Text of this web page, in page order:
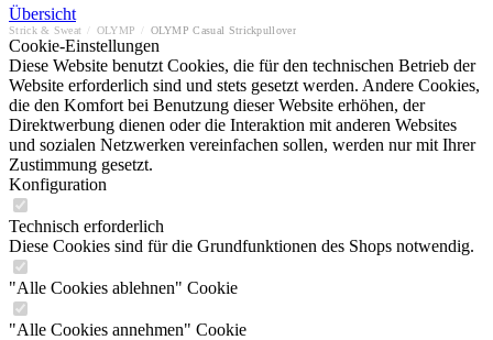
Übersicht
Strick & Sweat OLYMP OLYMP Casual Strickpullover
Cookie-Einstellungen
Diese Website benutzt Cookies, die für den technischen Betrieb der
Website erforderlich sind und stets gesetzt werden. Andere Cookies,
die den Komfort bei Benutzung dieser Website erhöhen, der
Direktwerbung dienen oder die Interaktion mit anderen Websites
und sozialen Netzwerken vereinfachen sollen, werden nur mit Ihrer
Zustimmung gesetzt.
Konfiguration
Technisch erforderlich
Diese Cookies sind für die Grundfunktionen des Shops notwendig.
"Alle Cookies ablehnen" Cookie
"Alle Cookies annehmen" Cookie